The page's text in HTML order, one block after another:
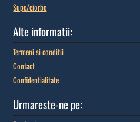
Supe/ciorbe
Alte informatii:
Termeni si conditii
Contact
Confidentialitate
Urmareste-ne pe: